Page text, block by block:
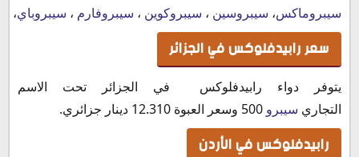
سيبروماكس، سيبروسين ، سيبروكوين ، سيبروفارم ، سيبروباي،
سعر رابيدفلوكس في الجزائر
يتوفر دواء رابيدفلوكس في الجزائر تحت الاسم
التجاري سيبرو
رابيدفلوكس في الأردن